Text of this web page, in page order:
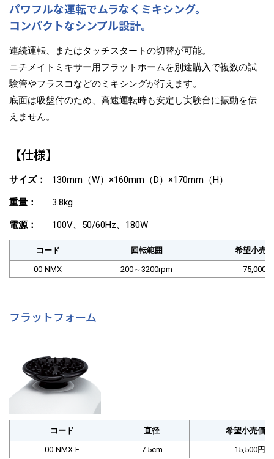
パワフルな運転でムラなくミキシング。
コンパクトなシンプル設計。
連続運転、またはタッチスタートの切替が可能。
ニチメイトミキサー用フラットホームを別途購入で複数の試
験管やフラスコなどのミキシングが行えます。
底面は吸盤付のため、高速運転時も安定し実験台に振動を伝
えません。
【仕様】
サイズ： 130mm（W）×160mm（D）×170mm（H）
重量： 3.8kg
電源： 100V、50/60Hz、180W
コード 回転範囲 希望小売
00-NMX 200～3200rpm 75,000円
フラットフォーム
コード 直径 希望小売価格
00-NMX-F 7.5cm 15,500円